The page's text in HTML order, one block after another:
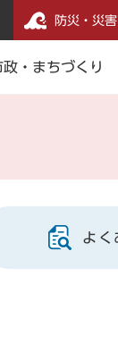
防災・災害
政・まちづくり
よく